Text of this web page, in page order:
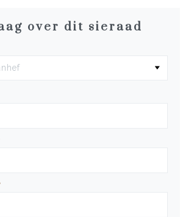
over dit sieraad